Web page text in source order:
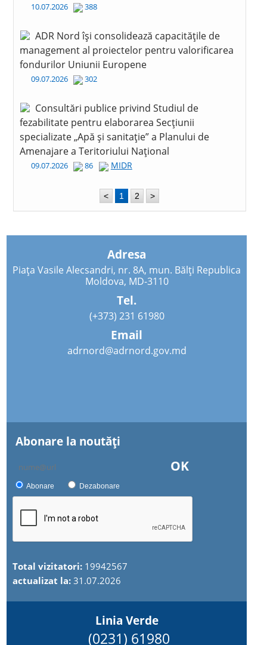
10.07.2026 388
ADR Nord își consolidează capacitățile de
management al proiectelor pentru valorificarea
fondurilor Uniunii Europene
09.07.2026 302
Consultări publice privind Studiul de
fezabilitate pentru elaborarea Secțiunii
specializate „Apă și sanitație” a Planului de
Amenajare a Teritoriului Național
09.07.2026 86 MIDR
< 1 2 >
Adresa
Piața Vasile Alecsandri, nr. 8A, mun. Bălți Republica
Moldova, MD-3110
Tel.
(+373) 231 61980
Email
adrnord@adrnord.gov.md
Abonare la noutăţi
OK
Abonare Dezabonare
Total vizitatori: 19942567
actualizat la:31.07.2026
Linia Verde
(0231) 61980